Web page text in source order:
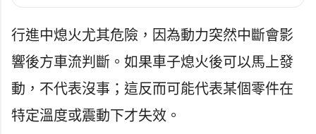
行進中熄火尤其危險，因為動力突然中斷會影
響後方車流判斷。如果車子熄火後可以馬上發
動，不代表沒事；這反而可能代表某個零件在
特定溫度或震動下才失效。